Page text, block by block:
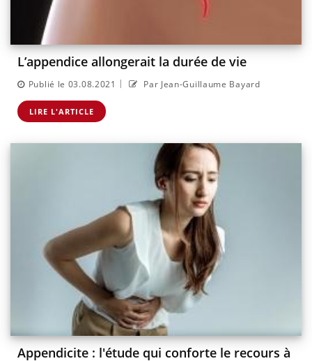
L’appendice allongerait la durée de vie
Publié le 03.08.2021 | Par Jean-Guillaume Bayard
LIRE L'ARTICLE
Appendicite : l'étude qui conforte le recours à